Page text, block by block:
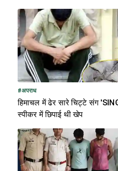
#अपराध
हिमाचल में ढेर सारे चिट्टे संग
स्पीकर में छिपाई थी खेप